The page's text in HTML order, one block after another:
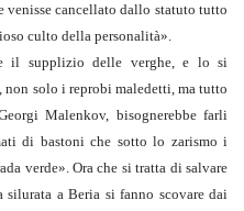
cancellato dallo statuto tutto
culto della personalità».
il supplizio delle verghe, e lo si
solo i reprobi maledetti, ma tutto
Malenkov, bisognerebbe farli
di bastoni che sotto lo zarismo i
verde». Ora che si tratta di salvare
a Beria si fanno scovare dai